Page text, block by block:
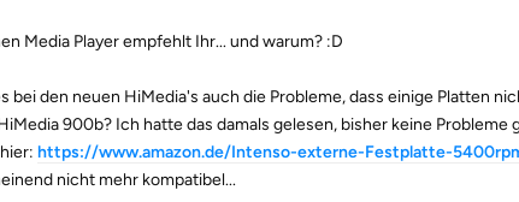
Media Player empfehlt Ihr... und warum? :D
bei den neuen HiMedia's auch die Probleme, dass einige Platten
900b? Ich hatte das damals gelesen, bisher keine
https://www.amazon.de/Intenso-externe-Festplatte-
nicht mehr kompatibel...